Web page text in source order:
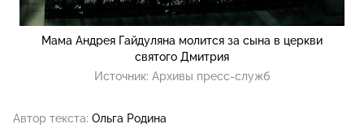
Мама Андрея Гайдуляна молится за сына в церкви
святого Дмитрия
Источник: Архивы пресс-служб
Автор текста: Ольга Родина